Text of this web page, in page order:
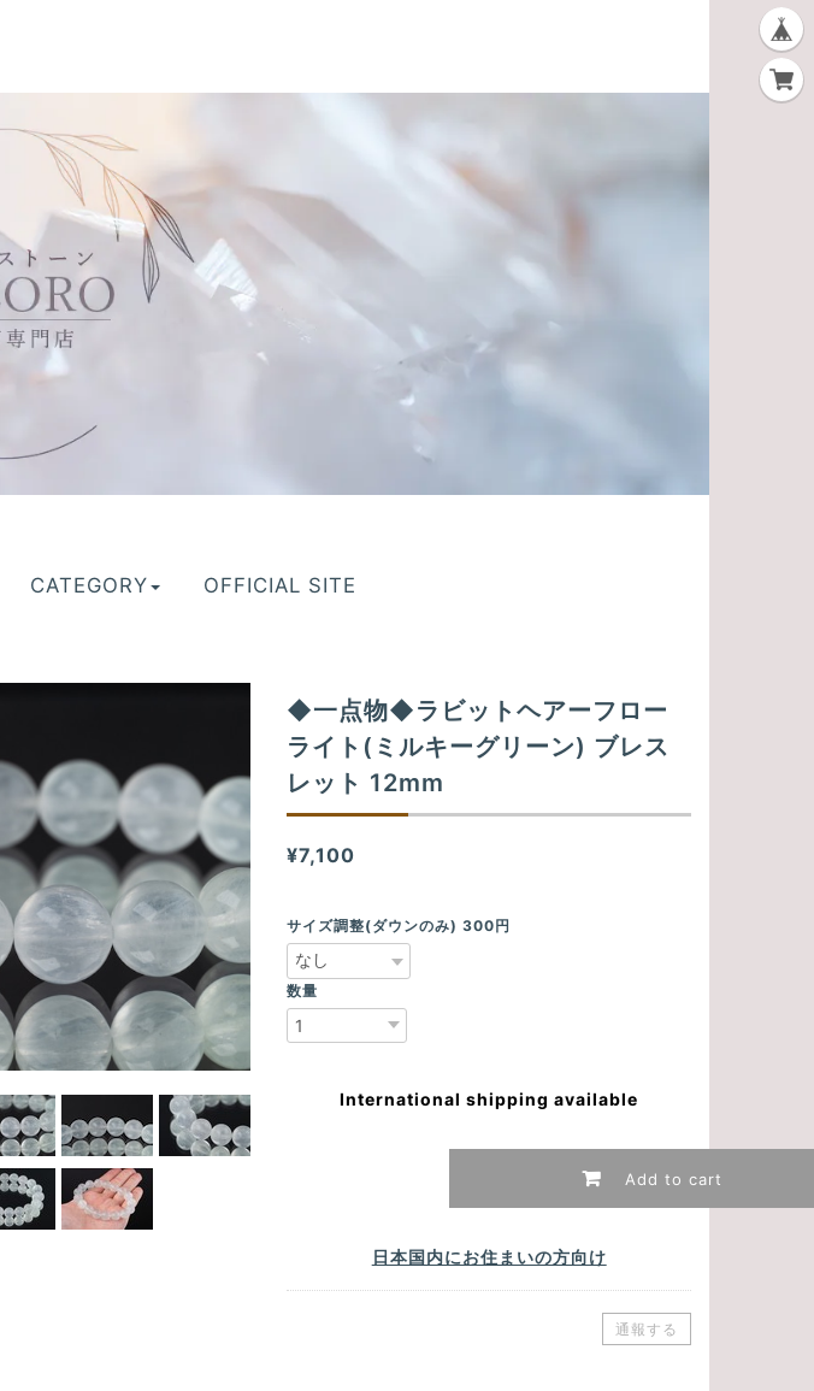
CATEGORY OFFICIAL SITE
◆一点物◆ラビットヘアーフロー
ライト(ミルキーグリーン) ブレス
レット 12mm
¥7,100
サイズ調整(ダウンのみ) 300円
数量
International shipping available
Add to cart
日本国内にお住まいの方向け
通報する